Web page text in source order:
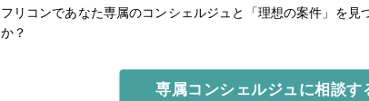
フリコンであなた専属のコンシェルジュと
「理想の案件」を見
か？
専属コンシェルジュに相談す